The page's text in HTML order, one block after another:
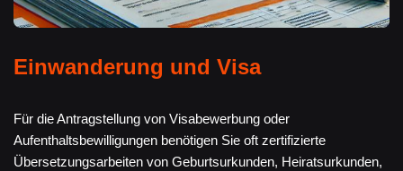
Einwanderung und Visa
Für die Antragstellung von Visabewerbung oder
Aufenthaltsbewilligungen benötigen Sie oft zertifizierte
Übersetzungsarbeiten von Geburtsurkunden, Heiratsurkunden,